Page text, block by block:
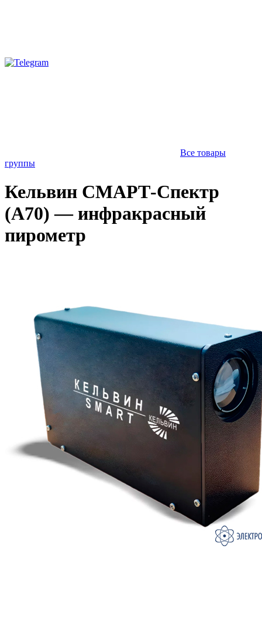
Все товары
группы
Кельвин СМАРТ-Спектр
(А70) — инфракрасный
пирометр